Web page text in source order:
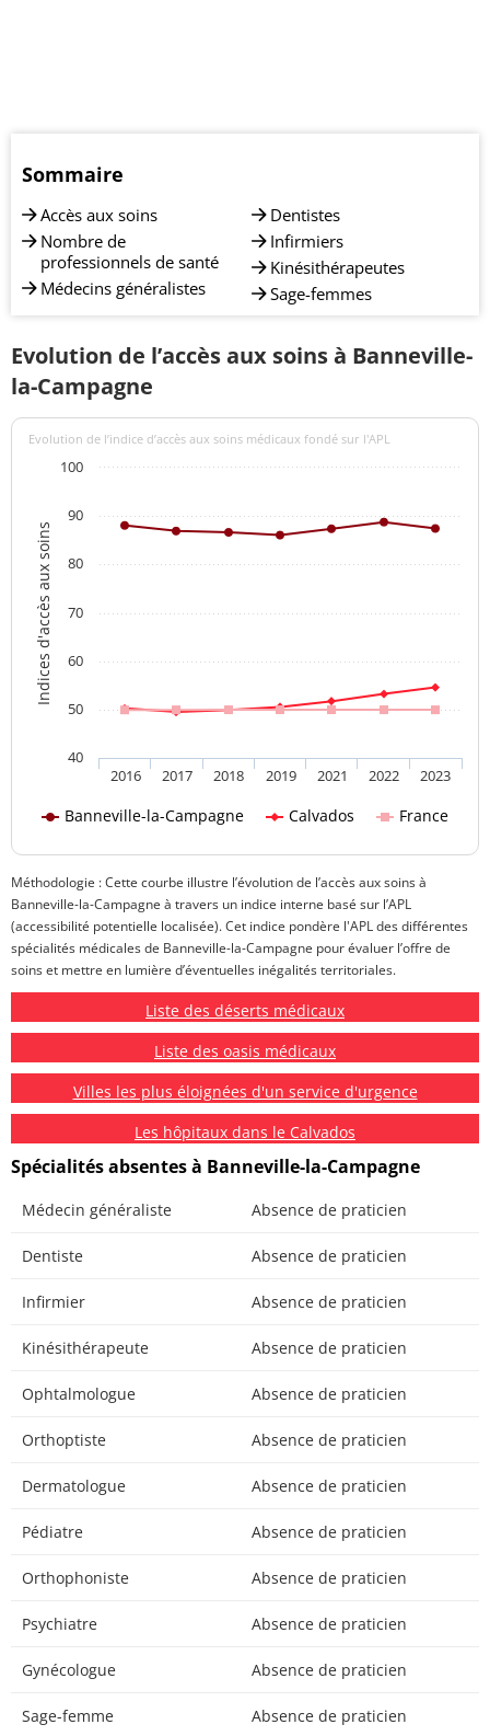
Sommaire
Accès aux soins
Nombre de
professionnels de santé
Médecins généralistes
Dentistes
Infirmiers
Kinésithérapeutes
Sage-femmes
Evolution de l’accès aux soins à Banneville-
la-Campagne
Indices d'accès aux soins
Evolution de l’indice d’accès aux soins médicaux fondé sur l'APL
Banneville-la-Campagne Calvados France
2016 2017 2018 2019 2021 2022 2023
40
50
60
70
80
90
100
Méthodologie : Cette courbe illustre l’évolution de l’accès aux soins à
Banneville-la-Campagne à travers un indice interne basé sur l’APL
(accessibilité potentielle localisée). Cet indice pondère l'APL des différentes
spécialités médicales de Banneville-la-Campagne pour évaluer l’offre de
soins et mettre en lumière d’éventuelles inégalités territoriales.
Liste des déserts médicaux
Liste des oasis médicaux
Villes les plus éloignées d'un service d'urgence
Les hôpitaux dans le Calvados
Spécialités absentes à Banneville-la-Campagne
Médecin généraliste Absence de praticien
Dentiste Absence de praticien
Infirmier Absence de praticien
Kinésithérapeute Absence de praticien
Ophtalmologue Absence de praticien
Orthoptiste Absence de praticien
Dermatologue Absence de praticien
Pédiatre Absence de praticien
Orthophoniste Absence de praticien
Psychiatre Absence de praticien
Gynécologue Absence de praticien
Sage-femme Absence de praticien